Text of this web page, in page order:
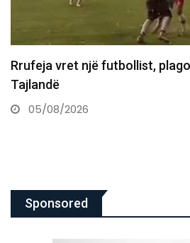
Zhegrova shënon eurogol ndaj
05/08/2026
Sponsored